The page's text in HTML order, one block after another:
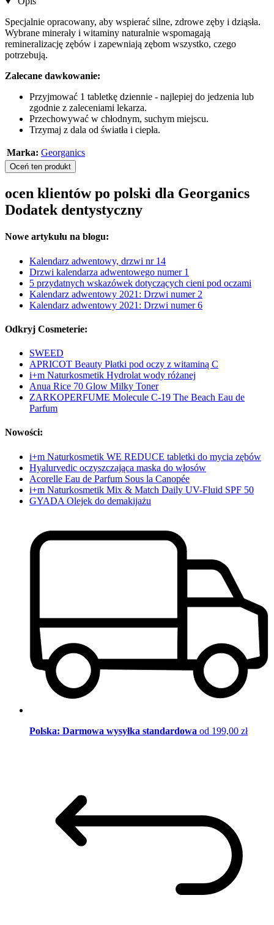
Specjalnie opracowany, aby wspierać silne, zdrowe zęby i dziąsła.
Wybrane minerały i witaminy naturalnie wspomagają
remineralizację zębów i zapewniają zębom wszystko, czego
potrzebują.
Zalecane dawkowanie:
Przyjmować 1 tabletkę dziennie - najlepiej do jedzenia lub
zgodnie z zaleceniami lekarza.
Przechowywać w chłodnym, suchym miejscu.
Trzymaj z dala od światła i ciepła.
Marka: Georganics
Oceń ten produkt
ocen klientów po polski dla Georganics
Dodatek dentystyczny
Nowe artykułu na blogu:
Kalendarz adwentowy, drzwi nr 14
Drzwi kalendarza adwentowego numer 1
5 przydatnych wskazówek dotyczących cieni pod oczami
Kalendarz adwentowy 2021: Drzwi numer 2
Kalendarz adwentowy 2021: Drzwi numer 6
Odkryj Cosmeterie:
SWEED
APRICOT Beauty Płatki pod oczy z witaminą C
i+m Naturkosmetik Hydrolat wody różanej
Anua Rice 70 Glow Milky Toner
ZARKOPERFUME Molecule C-19 The Beach Eau de
Parfum
Nowości:
i+m Naturkosmetik WE REDUCE tabletki do mycia zębów
Hyalurvedic oczyszczająca maska do włosów
Acorelle Eau de Parfum Sous la Canopée
i+m Naturkosmetik Mix & Match Daily UV-Fluid SPF 50
GYADA Olejek do demakijażu
Polska: Darmowa wysyłka standardowa od 199,00 zł